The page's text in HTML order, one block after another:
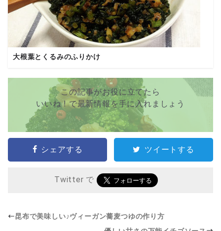
大根葉とくるみのふりかけ
この記事がお役に立てたら
いいね ! で最新情報を手に入れましょう
シェアする ツイートする
Twitter で
昆布で美味しい♪ヴィーガン蕎麦つゆの作り方